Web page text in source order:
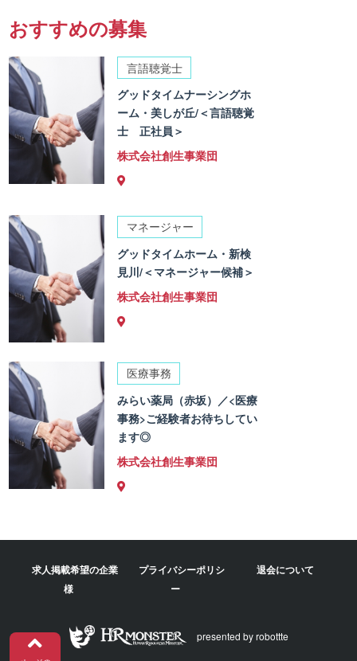
おすすめの募集
言語聴覚士
グッドタイムナーシングホ
ーム・美しが丘/＜言語聴覚
士 正社員＞
株式会社創生事業団
マネージャー
グッドタイムホーム・新検
見川/＜マネージャー候補＞
株式会社創生事業団
医療事務
みらい薬局（赤坂）／<医療
事務>ご経験者お待ちしてい
ます◎
株式会社創生事業団
求人掲載希望の企業
様
プライバシーポリシ
ー
退会について
presented by robottte